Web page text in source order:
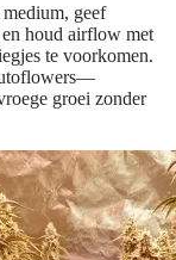
geef
houd airflow met
te voorkomen.
groei zonder